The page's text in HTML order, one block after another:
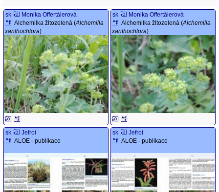
sk
Monika Offertálerová
Alchemilka žltozelená (Alchemilla
xanthochlora)
sk
Monika Offertálerová
Alchemilka žltozelená (Alchemilla
xanthochlora)
sk
Jefroi
ALOE - publikace
sk
Jefroi
ALOE - publikace